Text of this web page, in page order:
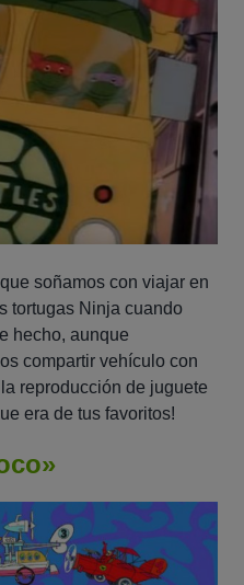
soñamos con viajar en
tortugas Ninja cuando
hecho, aunque
compartir vehículo con
reproducción de juguete
era de tus favoritos!